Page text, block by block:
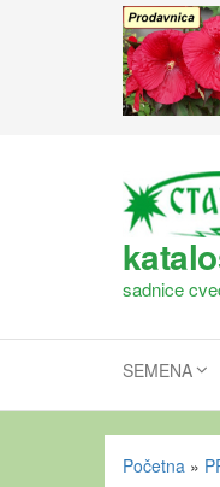
sadnice
SEMENA
Početna »